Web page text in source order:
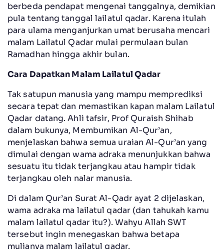
berbeda pendapat mengenai tanggalnya, demikian
pula tentang tanggal lailatul qadar. Karena itulah
para ulama menganjurkan umat berusaha mencari
malam Lailatul Qadar mulai permulaan bulan
Ramadhan hingga akhir bulan.
Cara Dapatkan Malam Lailatul Qadar
Tak satupun manusia yang mampu memprediksi
secara tepat dan memastikan kapan malam Lailatul
Qadar datang. Ahli tafsir, Prof Quraish Shihab
dalam bukunya, Membumikan Al-Qur’an,
menjelaskan bahwa semua uraian Al-Qur’an yang
dimulai dengan wama adraka menunjukkan bahwa
sesuatu itu tidak terjangkau atau hampir tidak
terjangkau oleh nalar manusia.
Di dalam Qur’an Surat Al-Qadr ayat 2 dijelaskan,
wama adraka ma lailatul qadar (dan tahukah kamu
malam lailatul qadar itu?). Wahyu Allah SWT
tersebut ingin menegaskan bahwa betapa
mulianya malam lailatul qadar.